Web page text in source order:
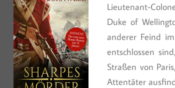
Lieutenant-
Duke of
anderer Feind
entschlossen
Straßen von
Attentäter